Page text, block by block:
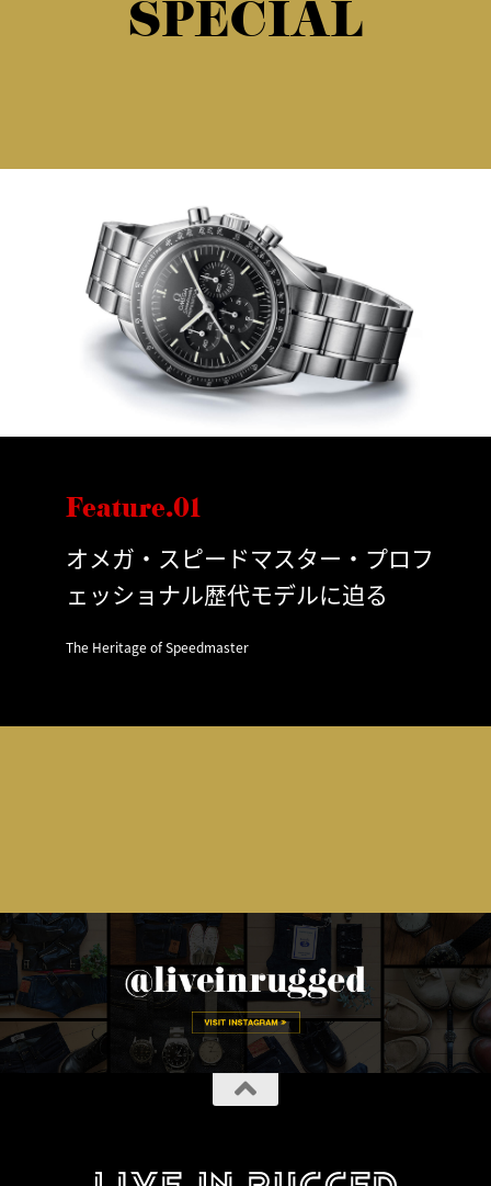
SPECIAL
Feature.01
オメガ・スピードマスター・プロフ
ェッショナル歴代モデルに迫る
The Heritage of Speedmaster